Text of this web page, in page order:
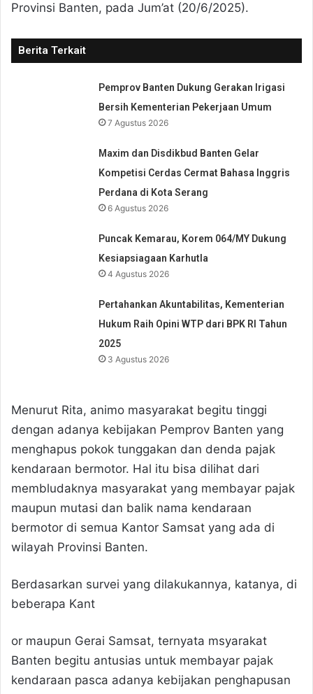
Provinsi Banten, pada Jum’at (20/6/2025).
Berita Terkait
Pemprov Banten Dukung Gerakan Irigasi
Bersih Kementerian Pekerjaan Umum
7 Agustus 2026
Maxim dan Disdikbud Banten Gelar
Kompetisi Cerdas Cermat Bahasa Inggris
Perdana di Kota Serang
6 Agustus 2026
Puncak Kemarau, Korem 064/MY Dukung
Kesiapsiagaan Karhutla
4 Agustus 2026
Pertahankan Akuntabilitas, Kementerian
Hukum Raih Opini WTP dari BPK RI Tahun
2025
3 Agustus 2026
Menurut Rita, animo masyarakat begitu tinggi
dengan adanya kebijakan Pemprov Banten yang
menghapus pokok tunggakan dan denda pajak
kendaraan bermotor. Hal itu bisa dilihat dari
membludaknya masyarakat yang membayar pajak
maupun mutasi dan balik nama kendaraan
bermotor di semua Kantor Samsat yang ada di
wilayah Provinsi Banten.
Berdasarkan survei yang dilakukannya, katanya, di
beberapa Kant
or maupun Gerai Samsat, ternyata msyarakat
Banten begitu antusias untuk membayar pajak
kendaraan pasca adanya kebijakan penghapusan